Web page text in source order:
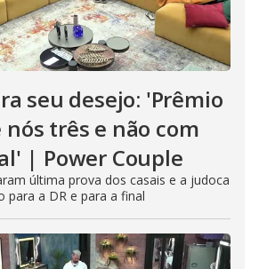
seu desejo: 'Prêmio
três e não com
| Power Couple
última prova dos casais e a judoca
para a DR e para a final